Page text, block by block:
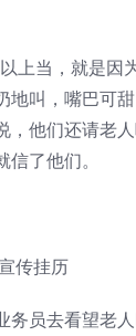
上当，就是因
地叫，嘴巴可
，他们还请老
了他们。
传挂历
务员去看望老